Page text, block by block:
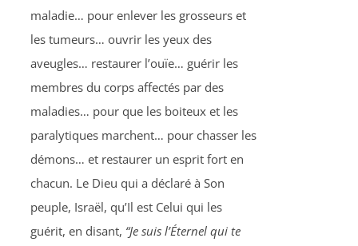
maladie… pour enlever les grosseurs et
les tumeurs… ouvrir les yeux des
aveugles… restaurer l’ouïe… guérir les
membres du corps affectés par des
maladies… pour que les boiteux et les
paralytiques marchent… pour chasser les
démons… et restaurer un esprit fort en
chacun. Le Dieu qui a déclaré à Son
peuple, Israël, qu’Il est Celui qui les
guérit, en disant, “Je suis l’Éternel qui te